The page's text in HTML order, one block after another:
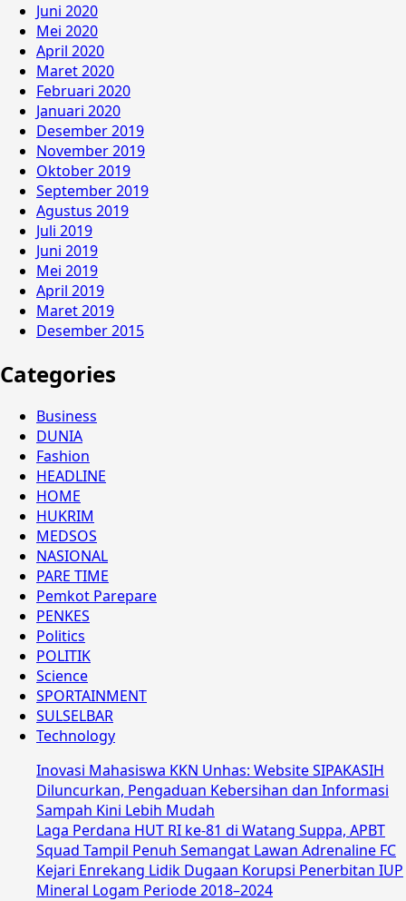
Juni 2020
Mei 2020
April 2020
Maret 2020
Februari 2020
Januari 2020
Desember 2019
November 2019
Oktober 2019
September 2019
Agustus 2019
Juli 2019
Juni 2019
Mei 2019
April 2019
Maret 2019
Desember 2015
Categories
Business
DUNIA
Fashion
HEADLINE
HOME
HUKRIM
MEDSOS
NASIONAL
PARE TIME
Pemkot Parepare
PENKES
Politics
POLITIK
Science
SPORTAINMENT
SULSELBAR
Technology
Inovasi Mahasiswa KKN Unhas: Website SIPAKASIH
Diluncurkan, Pengaduan Kebersihan dan Informasi
Sampah Kini Lebih Mudah
Laga Perdana HUT RI ke-81 di Watang Suppa, APBT
Squad Tampil Penuh Semangat Lawan Adrenaline FC
Kejari Enrekang Lidik Dugaan Korupsi Penerbitan IUP
Mineral Logam Periode 2018–2024